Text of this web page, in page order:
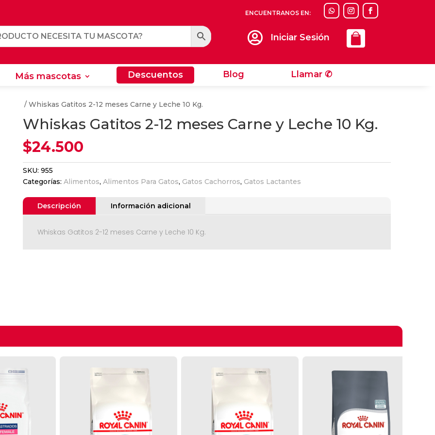
ENCUENTRANOS EN:
 Iniciar Sesión
Más mascotas Descuentos Blog Llamar ✆
Llamar ✆
/ Whiskas Gatitos 2-12 meses Carne y Leche 10 Kg.
Whiskas Gatitos 2-12 meses Carne y Leche 10 Kg.
$24.500
SKU: 955
Categorías: Alimentos, Alimentos Para Gatos, Gatos Cachorros, Gatos Lactantes
Descripción Información adicional
Whiskas Gatitos 2-12 meses Carne y Leche 10 Kg.